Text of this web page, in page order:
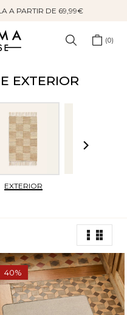
A PARTIR DE 69,99€
0
EXTERIOR
EXTERIOR
40%